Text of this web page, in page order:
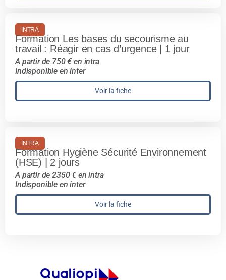
INTRA
Formation Les bases du secourisme au
travail : Réagir en cas d’urgence | 1 jour
A partir de 750 € en intra
Indisponible en inter
Voir la fiche
INTRA
Formation Hygiène Sécurité Environnement
(HSE) | 2 jours
A partir de 2350 € en intra
Indisponible en inter
Voir la fiche